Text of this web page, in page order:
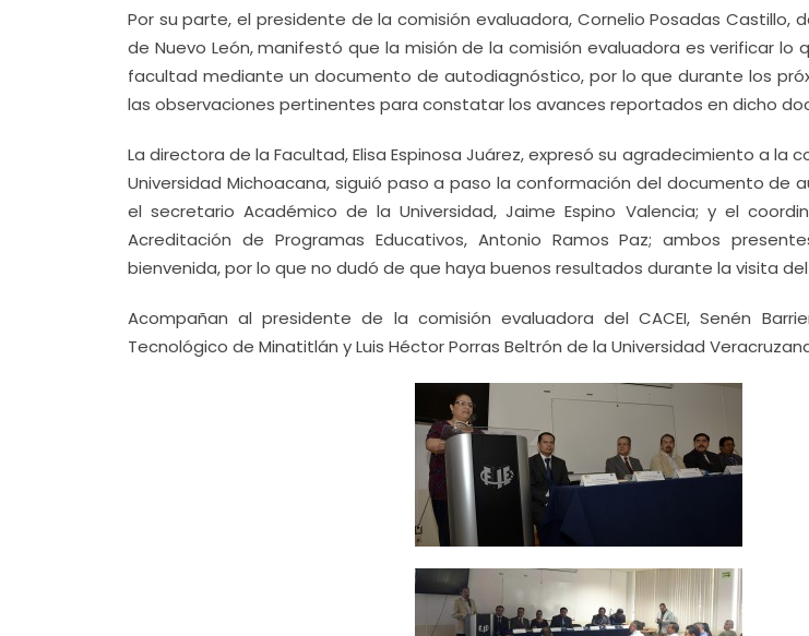
Por su parte, el presidente de la comisión evaluadora, Cornelio Posadas Castillo,
de Nuevo León, manifestó que la misión de la comisión evaluadora es verificar lo
facultad mediante un documento de autodiagnóstico, por lo que durante los
las observaciones pertinentes para constatar los avances reportados en dicho
La directora de la Facultad, Elisa Espinosa Juárez, expresó su agradecimiento a la
Universidad Michoacana, siguió paso a paso la conformación del documento de
el secretario Académico de la Universidad, Jaime Espino Valencia; y el
Acreditación de Programas Educativos, Antonio Ramos Paz; ambos
bienvenida, por lo que no dudó de que haya buenos resultados durante la visita del
Acompañan al presidente de la comisión evaluadora del CACEI, Senén
Tecnológico de Minatitlán y Luis Héctor Porras Beltrón de la Universidad